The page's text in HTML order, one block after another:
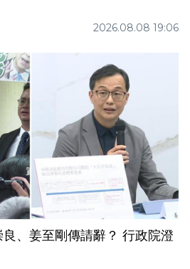
2026.08.08 19:06
至剛傳請辭？ 行政院澄